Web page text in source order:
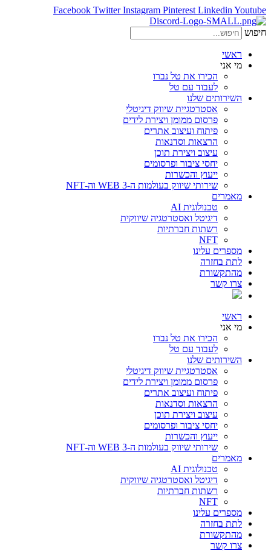
Facebook Twitter Instagram Pinterest Linkedin Youtube
חיפוש
ראשי
מי אני
הכירו את טל נברו
לעבוד עם טל
השירותים שלנו
אסטרטגיית שיווק דיגיטלי
פרסום ממומן ויצירת לידים
פיתוח ועיצוב אתרים
הרצאות וסדנאות
עיצוב ויצירת תוכן
יחסי ציבור ופרסומים
ייעוץ והכשרות
שירותי שיווק בעולמות ה-WEB 3 וה-NFT
מאמרים
טכנולוגית AI
דיגיטל ואסטרטגיה שיווקית
רשתות חברתיות
NFT
מספרים עלינו
לתת בחזרה
מהתקשורת
צרו קשר
ראשי
מי אני
הכירו את טל נברו
לעבוד עם טל
השירותים שלנו
אסטרטגיית שיווק דיגיטלי
פרסום ממומן ויצירת לידים
פיתוח ועיצוב אתרים
הרצאות וסדנאות
עיצוב ויצירת תוכן
יחסי ציבור ופרסומים
ייעוץ והכשרות
שירותי שיווק בעולמות ה-WEB 3 וה-NFT
מאמרים
טכנולוגית AI
דיגיטל ואסטרטגיה שיווקית
רשתות חברתיות
NFT
מספרים עלינו
לתת בחזרה
מהתקשורת
צרו קשר